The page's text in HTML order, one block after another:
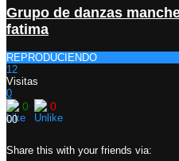
Grupo de danzas
fatima
REPRODUCIENDO
12
Visitas
0
0 0
00
Share this with your friends via: